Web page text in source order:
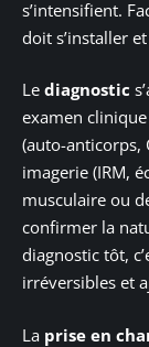
s’intensifient.
doit s’installer
Le diagnostic
examen
(auto-anticorps,
imagerie (IRM,
musculaire ou
confirmer la
diagnostic tôt,
irréversibles et
La prise en